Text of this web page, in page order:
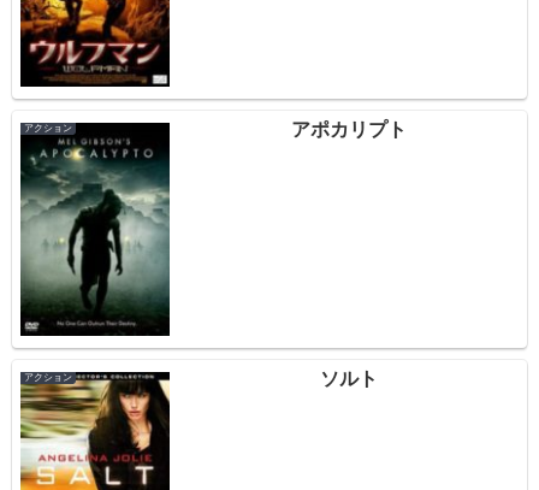
アクション アポカリプト
アクション ソルト